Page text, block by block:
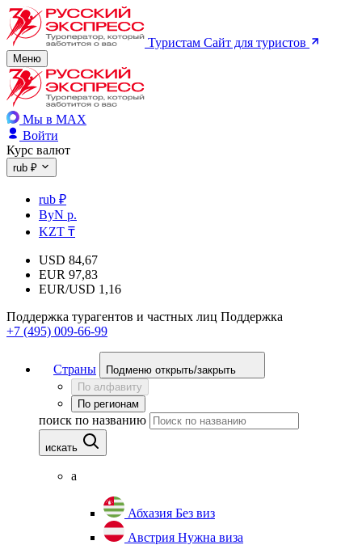
Туристам Сайт для туристов
Меню
Мы в MAX
Войти
Курс валют
rub ₽
rub ₽
ByN р.
KZT ₸
USD 84,67
EUR 97,83
EUR/USD 1,16
Поддержка турагентов и частных лиц Поддержка
+7 (495) 009-66-99
Страны
Подменю открыть/закрыть
По алфавиту
По регионам
поиск по названию
искать
а
Абхазия Без виз
Австрия Нужна виза